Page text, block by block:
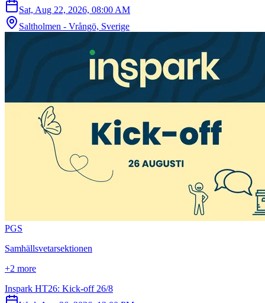
Sat, Aug 22, 2026, 08:00 AM
Saltholmen - Vrångö, Sverige
PGS
Samhällsvetarsektionen
+2 more
Inspark HT26: Kick-off 26/8